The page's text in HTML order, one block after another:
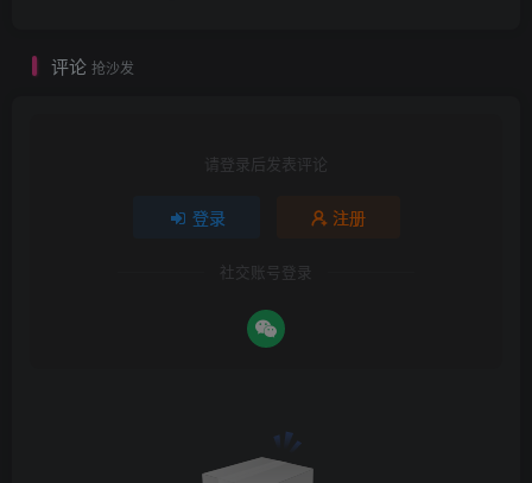
评论 抢沙发
请登录后发表评论
登录 注册
社交账号登录